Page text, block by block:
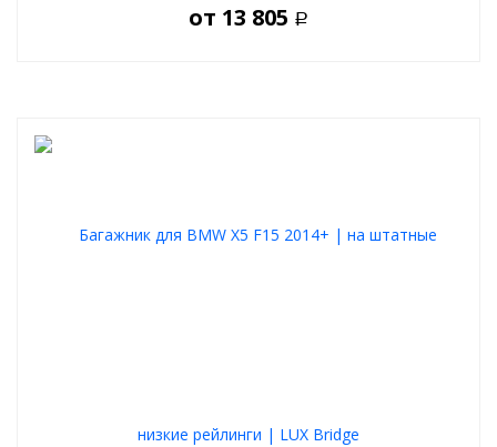
от 13 805 Р